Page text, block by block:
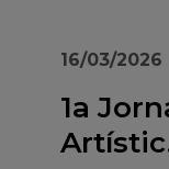
1a
16/03/2026